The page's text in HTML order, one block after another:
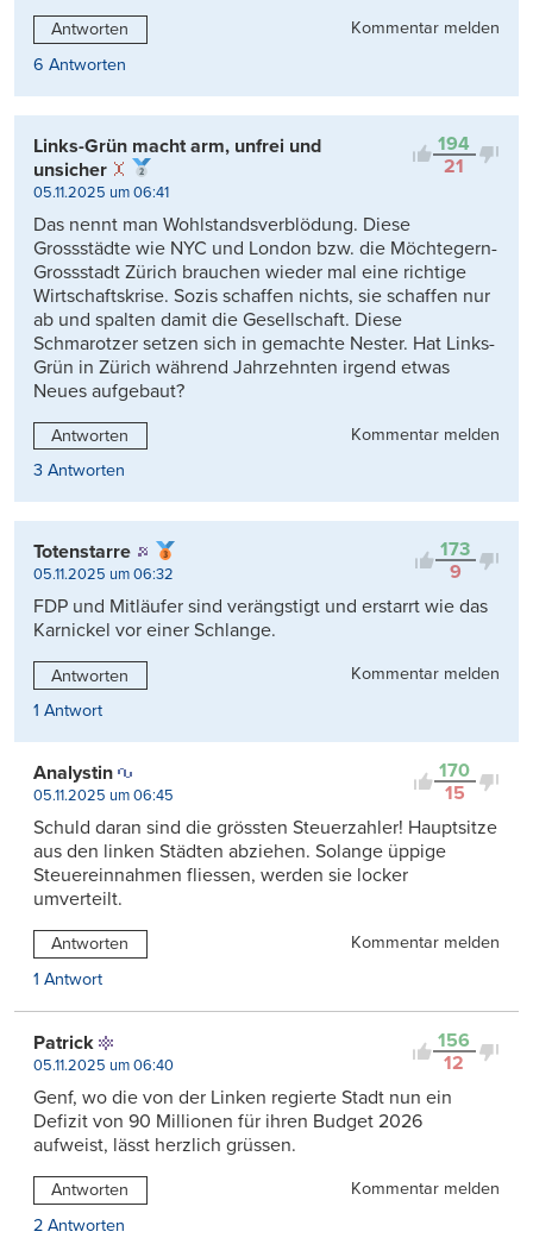
Antworten
Kommentar melden
6 Antworten
194
21
Links-Grün macht arm, unfrei und
unsicher
05.11.2025 um 06:41
Das nennt man Wohlstandsverblödung. Diese
Grossstädte wie NYC und London bzw. die Möchtegern-
Grossstadt Zürich brauchen wieder mal eine richtige
Wirtschaftskrise. Sozis schaffen nichts, sie schaffen nur
ab und spalten damit die Gesellschaft. Diese
Schmarotzer setzen sich in gemachte Nester. Hat Links-
Grün in Zürich während Jahrzehnten irgend etwas
Neues aufgebaut?
Antworten
Kommentar melden
3 Antworten
173
9
Totenstarre
05.11.2025 um 06:32
FDP und Mitläufer sind verängstigt und erstarrt wie das
Karnickel vor einer Schlange.
Antworten
Kommentar melden
1 Antwort
170
15
Analystin
05.11.2025 um 06:45
Schuld daran sind die grössten Steuerzahler! Hauptsitze
aus den linken Städten abziehen. Solange üppige
Steuereinnahmen fliessen, werden sie locker
umverteilt.
Antworten
Kommentar melden
1 Antwort
156
12
Patrick
05.11.2025 um 06:40
Genf, wo die von der Linken regierte Stadt nun ein
Defizit von 90 Millionen für ihren Budget 2026
aufweist, lässt herzlich grüssen.
Antworten
Kommentar melden
2 Antworten